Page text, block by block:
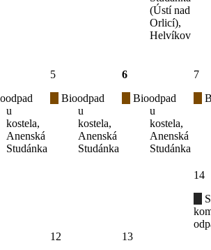
(Ústí nad
Orlicí),
Helvíkov
u
kostela,
Anenská
Studánka
5
Bioodpad
u
kostela,
Anenská
Studánka
6
Bioodpad
u
kostela,
Anenská
Studánka
7
12 13
14